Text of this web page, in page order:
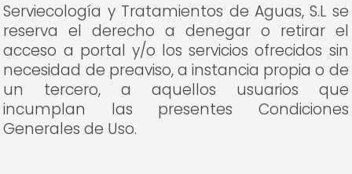
Serviecología y Tratamientos de Aguas, S.L se
reserva el derecho a denegar o retirar el
acceso a portal y/o los servicios ofrecidos sin
necesidad de preaviso, a instancia propia o de
un tercero, a aquellos usuarios que
incumplan las presentes Condiciones
Generales de Uso.